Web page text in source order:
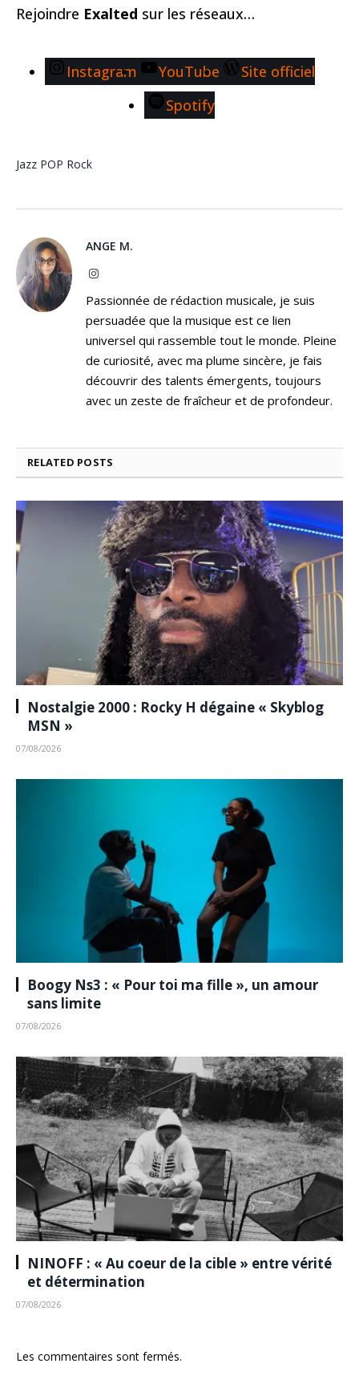
Rejoindre Exalted sur les réseaux…
Instagram YouTube
Site officiel
Spotify
Jazz POP Rock
ANGE M.
Instagram
Passionnée de rédaction musicale, je suis
persuadée que la musique est ce lien
universel qui rassemble tout le monde. Pleine
de curiosité, avec ma plume sincère, je fais
découvrir des talents émergents, toujours
avec un zeste de fraîcheur et de profondeur.
RELATED POSTS
Nostalgie 2000 : Rocky H dégaine « Skyblog
MSN »
07/08/2026
Boogy Ns3 : « Pour toi ma fille », un amour
sans limite
07/08/2026
NINOFF : « Au coeur de la cible » entre vérité
et détermination
07/08/2026
Les commentaires sont fermés.